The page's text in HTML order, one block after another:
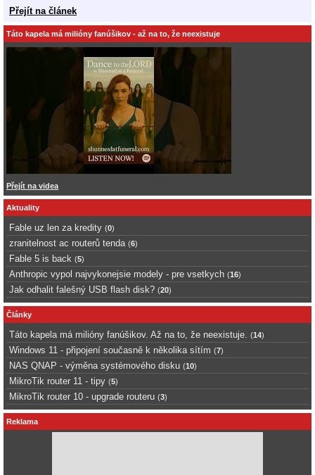
Přejít na článek
Táto kapela má milióny fanúšikov - až na to, že neexistuje
Přejít na videa
Aktuality
Fable uz len za kredity (0)
zranitelnost ac routerů tenda (6)
Fable 5 is back (5)
Anthropic vypol najvykonejsie modely - pre vsetkych (16)
Jak odhalit falešný USB flash disk? (20)
Články
Táto kapela má milióny fanúšikov. Až na to, že neexistuje. (14)
Windows 11 - připojení současně k několika sítím (7)
NAS QNAP - výměna systémového disku (10)
MikroTik router 11 - tipy (5)
MikroTik router 10 - upgrade routeru (3)
Reklama